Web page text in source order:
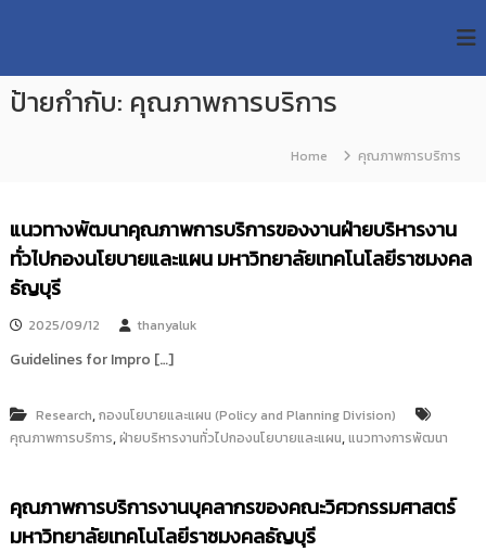
p
U
T
e
a
r
c
h
R
p
o
i
t
วิ
ท
ท
ค
โ
น
ล
ร
ม
ง
ธั
ญ
บุ
ป้ายกำกับ: คุณภาพการบริการ
Home คุณภาพการบริการ
แนวทางพัฒนาคุณภาพการบริการของงานฝ่ายบริหารงาน
ทั่วไปกองนโยบายและแผน มหาวิทยาลัยเทคโนโลยีราชมงคล
ธัญบุรี
2025/09/12 thanyaluk
Guidelines for Impro […]
Research,กองนโยบายและแผน (Policy and Planning Division)
คุณภาพการบริการ,ฝ่ายบริหารงานทั่วไปกองนโยบายและแผน,แนวทางการพัฒนา
คุณภาพการบริการงานบุคลากรของคณะวิศวกรรมศาสตร์
มหาวิทยาลัยเทคโนโลยีราชมงคลธัญบุรี